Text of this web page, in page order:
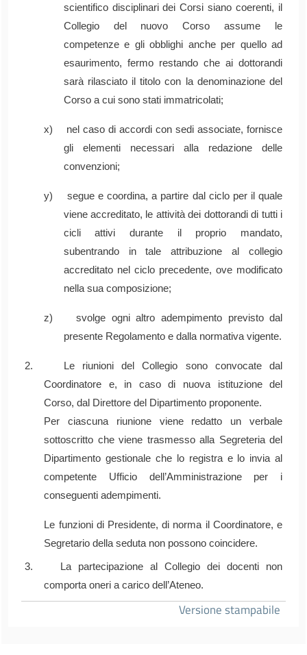
scientifico disciplinari dei Corsi siano coerenti, il
Collegio del nuovo Corso assume le
competenze e gli obblighi anche per quello ad
esaurimento, fermo restando che ai dottorandi
sarà rilasciato il titolo con la denominazione del
Corso a cui sono stati immatricolati;
x) nel caso di accordi con sedi associate, fornisce
gli elementi necessari alla redazione delle
convenzioni;
y) segue e coordina, a partire dal ciclo per il quale
viene accreditato, le attività dei dottorandi di tutti i
cicli attivi durante il proprio mandato,
subentrando in tale attribuzione al collegio
accreditato nel ciclo precedente, ove modificato
nella sua composizione;
z) svolge ogni altro adempimento previsto dal
presente Regolamento e dalla normativa vigente.
2. Le riunioni del Collegio sono convocate dal
Coordinatore e, in caso di nuova istituzione del
Corso, dal Direttore del Dipartimento proponente.
Per ciascuna riunione viene redatto un verbale
sottoscritto che viene trasmesso alla Segreteria del
Dipartimento gestionale che lo registra e lo invia al
competente Ufficio dell’Amministrazione per i
conseguenti adempimenti.
Le funzioni di Presidente, di norma il Coordinatore, e
Segretario della seduta non possono coincidere.
3. La partecipazione al Collegio dei docenti non
comporta oneri a carico dell’Ateneo.
Versione stampabile